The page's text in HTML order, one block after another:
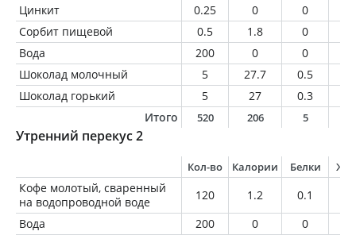
Цинкит
0.25 0 0
Сорбит пищевой
0.5 1.8 0
Вода
200 0 0
Шоколад молочный
5 27.7 0.5
Шоколад горький
5 27 0.3
Итого
520 206 5
Утренний перекус 2
Кол-во Калории Белки
Кофе молотый, сваренный
на водопроводной воде
120 1.2 0.1
Вода
200 0 0